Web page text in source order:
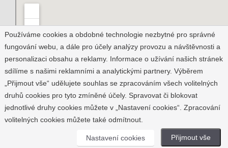
MÉDIA
Používáme cookies a obdobné technologie nezbytné pro správné
fungování webu, a dále pro účely analýzy provozu a návštěvnosti a
personalizaci obsahu a reklamy. Informace o užívání našich stránek
sdílíme s našimi reklamními a analytickými partnery. Výběrem
„Přijmout vše“ udělujete souhlas se zpracováním všech volitelných
druhů cookies pro tyto zmíněné účely. Spravovat či blokovat
jednotlivé druhy cookies můžete v „Nastavení cookies“. Zpracování
volitelných cookies můžete také odmítnout.
Přijmout vše
Nastavení cookies